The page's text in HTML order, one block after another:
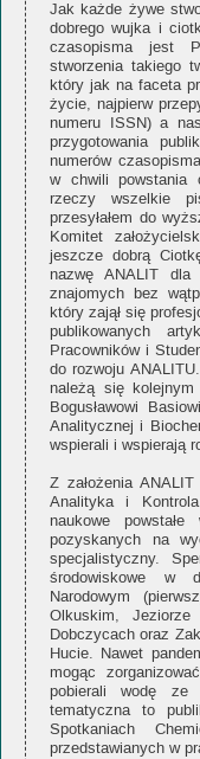
Jak każde żywe
dobrego wujka i
czasopisma jest
stworzenia takiego
który jak na faceta
życie, najpierw
numeru ISSN) a
przygotowania
numerów
w chwili powstania
rzeczy wszelkie
przesyłałem do
Komitet
jeszcze dobrą
nazwę ANALIT dla
znajomych bez
który zajął się
publikowanych
Pracowników i
do rozwoju
należą się
Bogusławowi
Analitycznej i
wspierali i wspierają
Z założenia
Analityka i
naukowe
pozyskanych na
specjalistyczny.
środowiskowe w
Narodowym
Olkuskim,
Dobczycach oraz
Hucie. Nawet
mogąc
pobierali wodę ze
tematyczna to
Spotkaniach
przedstawianych w